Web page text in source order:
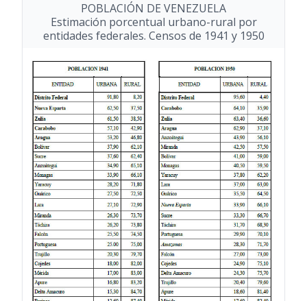
POBLACIÓN DE VENEZUELA
Estimación porcentual urbano-rural por
entidades federales. Censos de 1941 y 1950